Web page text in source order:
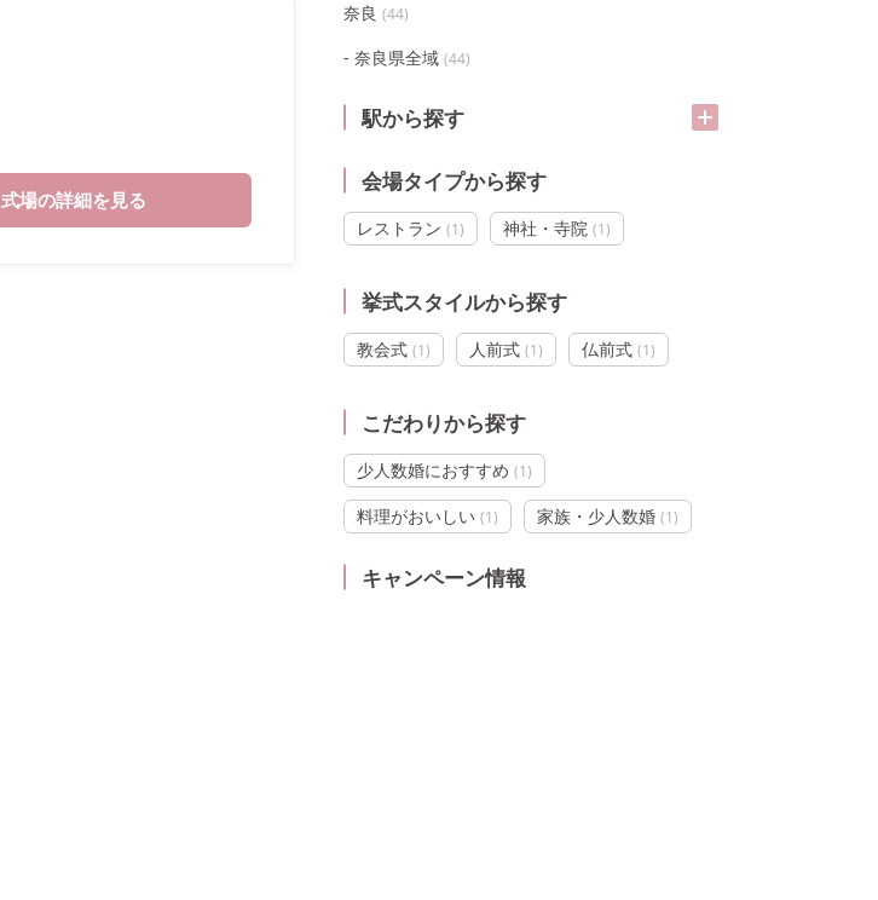
奈良 (44)
奈良県全域 (44)
駅から探す
会場タイプから探す
レストラン (1) 神社・寺院 (1)
挙式スタイルから探す
教会式 (1) 人前式 (1) 仏前式 (1)
こだわりから探す
少人数婚におすすめ (1)
料理がおいしい (1) 家族・少人数婚 (1)
キャンペーン情報
式場の詳細を見る